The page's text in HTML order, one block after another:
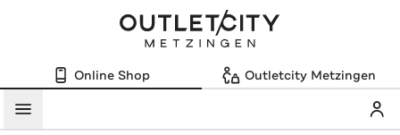
Online Shop Outletcity Metzingen
Menü